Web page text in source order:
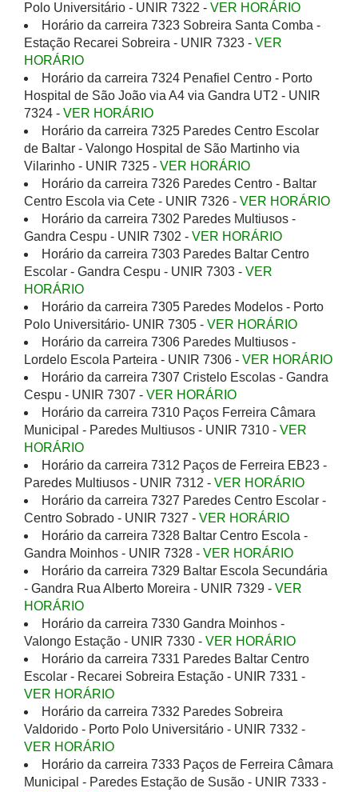
Polo Universitário - UNIR 7322 - VER HORÁRIO
Horário da carreira 7323 Sobreira Santa Comba -
Estação Recarei Sobreira - UNIR 7323 - VER
HORÁRIO
Horário da carreira 7324 Penafiel Centro - Porto
Hospital de São João via A4 via Gandra UT2 - UNIR
7324 - VER HORÁRIO
Horário da carreira 7325 Paredes Centro Escolar
de Baltar - Valongo Hospital de São Martinho via
Vilarinho - UNIR 7325 - VER HORÁRIO
Horário da carreira 7326 Paredes Centro - Baltar
Centro Escola via Cete - UNIR 7326 - VER HORÁRIO
Horário da carreira 7302 Paredes Multiusos -
Gandra Cespu - UNIR 7302 - VER HORÁRIO
Horário da carreira 7303 Paredes Baltar Centro
Escolar - Gandra Cespu - UNIR 7303 - VER
HORÁRIO
Horário da carreira 7305 Paredes Modelos - Porto
Polo Universitário- UNIR 7305 - VER HORÁRIO
Horário da carreira 7306 Paredes Multiusos -
Lordelo Escola Parteira - UNIR 7306 - VER HORÁRIO
Horário da carreira 7307 Cristelo Escolas - Gandra
Cespu - UNIR 7307 - VER HORÁRIO
Horário da carreira 7310 Paços Ferreira Câmara
Municipal - Paredes Multiusos - UNIR 7310 - VER
HORÁRIO
Horário da carreira 7312 Paços de Ferreira EB23 -
Paredes Multiusos - UNIR 7312 - VER HORÁRIO
Horário da carreira 7327 Paredes Centro Escolar -
Centro Sobrado - UNIR 7327 - VER HORÁRIO
Horário da carreira 7328 Baltar Centro Escola -
Gandra Moinhos - UNIR 7328 - VER HORÁRIO
Horário da carreira 7329 Baltar Escola Secundária
- Gandra Rua Alberto Moreira - UNIR 7329 - VER
HORÁRIO
Horário da carreira 7330 Gandra Moinhos -
Valongo Estação - UNIR 7330 - VER HORÁRIO
Horário da carreira 7331 Paredes Baltar Centro
Escolar - Recarei Sobreira Estação - UNIR 7331 -
VER HORÁRIO
Horário da carreira 7332 Paredes Sobreira
Valdorido - Porto Polo Universitário - UNIR 7332 -
VER HORÁRIO
Horário da carreira 7333 Paços de Ferreira Câmara
Municipal - Paredes Estação de Susão - UNIR 7333 -